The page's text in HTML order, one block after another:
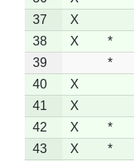
37
X
38
X *
39
*
40
X
41
X
42
X *
43
X *